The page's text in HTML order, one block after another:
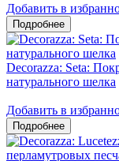
Добавить в
Decorazza: Seta:
натурального шелка
Добавить в